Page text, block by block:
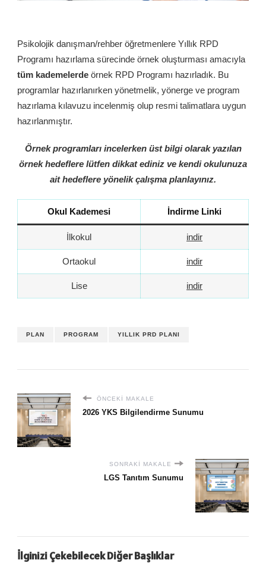
Psikolojik danışman/rehber öğretmenlere Yıllık RPD
Programı hazırlama sürecinde örnek oluşturması amacıyla
tüm kademelerde örnek RPD Programı hazırladık. Bu
programlar hazırlanırken yönetmelik, yönerge ve program
hazırlama kılavuzu incelenmiş olup resmi talimatlara uygun
hazırlanmıştır.
Örnek programları incelerken üst bilgi olarak yazılan
örnek hedeflere lütfen dikkat ediniz ve kendi okulunuza
ait hedeflere yönelik çalışma planlayınız.
Okul Kademesi İndirme Linki
İlkokul indir
Ortaokul indir
Lise indir
PLAN PROGRAM YILLIK PRD PLANI
ÖNCEKI MAKALE
2026 YKS Bilgilendirme Sunumu
SONRAKI MAKALE
LGS Tanıtım Sunumu
İlginizi Çekebilecek Diğer Başlıklar